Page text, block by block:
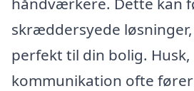
skræddersyede
perfekt til din bolig.
kommunikation ofte